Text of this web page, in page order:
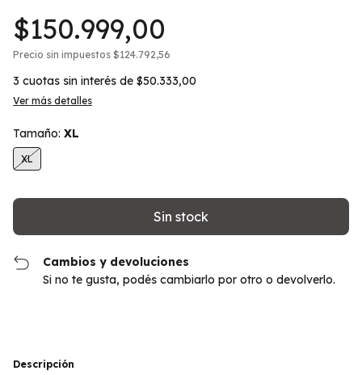
$150.999,00
Precio sin impuestos $124.792,56
3 cuotas sin interés de $50.333,00
Ver más detalles
Tamaño: XL
XL
Cambios y devoluciones
Si no te gusta, podés cambiarlo por otro o devolverlo.
Descripción